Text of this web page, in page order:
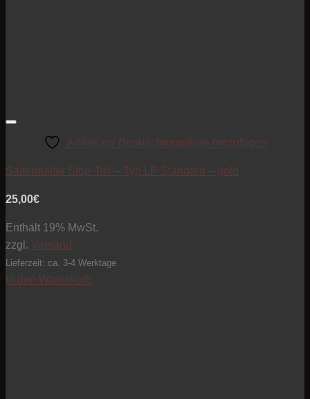
Artikel zur Beobachtungsliste hinzufügen
Saitenhalter Stop-Tail – Typ LP Standard – gold
25,00€
Enthält 19% MwSt.
zzgl. Versand
Lieferzeit: ca. 3-4 Werktage
In den Warenkorb